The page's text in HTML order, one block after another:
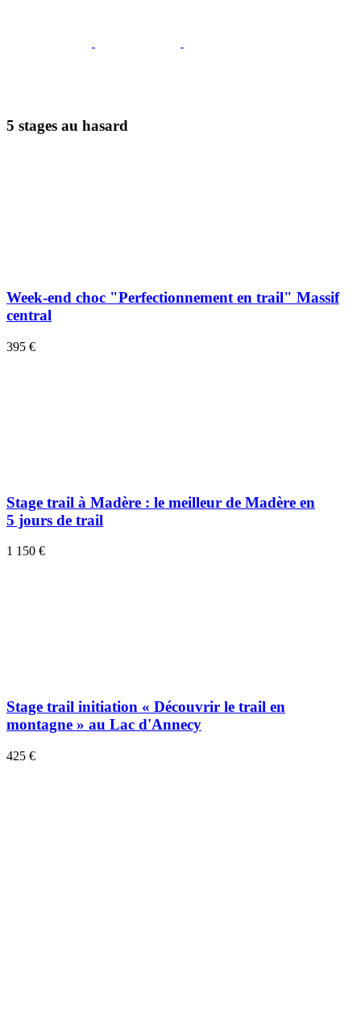
5 stages au hasard
Week-end choc "Perfectionnement en trail" Massif
central
395 €
Stage trail à Madère : le meilleur de Madère en
5 jours de trail
1 150 €
Stage trail initiation « Découvrir le trail en
montagne » au Lac d'Annecy
425 €